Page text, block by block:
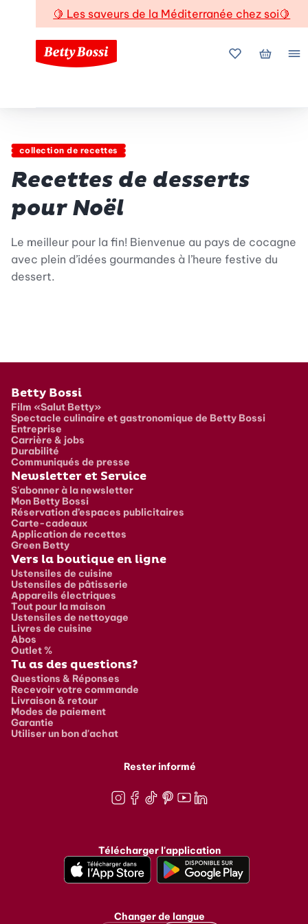
🍋 Les saveurs de la Méditerranée chez soi🍋
Mes favoris
Mon
collection de recettes
Recettes de desserts
pour Noël
Le meilleur pour la fin! Bienvenue au pays de cocagne
avec plein d’idées gourmandes à l’heure festive du
dessert.
Pied de page
Betty Bossi
Film «Salut Betty»
Spectacle culinaire et gastronomique de Betty Bossi
Entreprise
Carrière & jobs
Durabilité
Communiqués de presse
Newsletter et Service
S'abonner à la newsletter
Mon Betty Bossi
Réservation d’espaces publicitaires
Carte-cadeaux
Application de recettes
Green Betty
Vers la boutique en ligne
Ustensiles de cuisine
Ustensiles de pâtisserie
Appareils électriques
Tout pour la maison
Ustensiles de nettoyage
Livres de cuisine
Abos
Outlet %
Tu as des questions?
Questions & Réponses
Recevoir votre commande
Livraison & retour
Modes de paiement
Garantie
Utiliser un bon d'achat
Rester informé
Télécharger l'application
Changer de langue